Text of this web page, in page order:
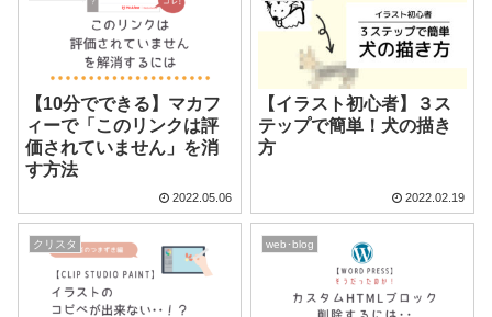
【10分でできる】マカフ
ィーで「このリンクは評
価されていません」を消
す方法
2022.05.06
【イラスト初心者】３ス
テップで簡単！犬の描き
方
2022.02.19
クリスタ web･blog